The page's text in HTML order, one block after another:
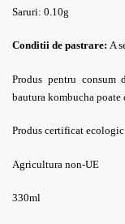
Saruri: 0.10g
Conditii de pastrare: A
Produs pentru consum
bautura kombucha poate
Produs certificat ecologic
Agricultura non-UE
330ml